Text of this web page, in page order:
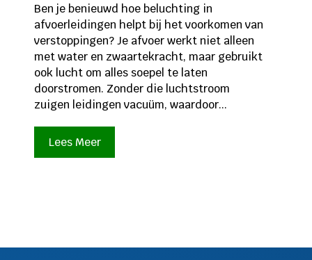
Ben je benieuwd hoe beluchting in
afvoerleidingen helpt bij het voorkomen van
verstoppingen? Je afvoer werkt niet alleen
met water en zwaartekracht, maar gebruikt
ook lucht om alles soepel te laten
doorstromen. Zonder die luchtstroom
zuigen leidingen vacuüm, waardoor...
Lees Meer